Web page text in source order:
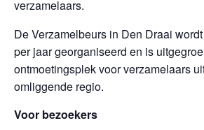
verzamelaars.
De Verzamelbeurs in Den Draai
per jaar georganiseerd en is
ontmoetingsplek voor verzamelaars
omliggende regio.
Voor bezoekers